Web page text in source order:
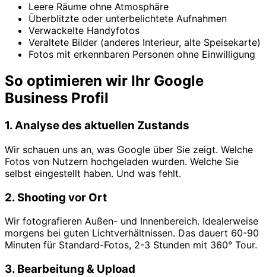
Leere Räume ohne Atmosphäre
Überblitzte oder unterbelichtete Aufnahmen
Verwackelte Handyfotos
Veraltete Bilder (anderes Interieur, alte Speisekarte)
Fotos mit erkennbaren Personen ohne Einwilligung
So optimieren wir Ihr Google
Business Profil
1. Analyse des aktuellen Zustands
Wir schauen uns an, was Google über Sie zeigt. Welche
Fotos von Nutzern hochgeladen wurden. Welche Sie
selbst eingestellt haben. Und was fehlt.
2. Shooting vor Ort
Wir fotografieren Außen- und Innenbereich. Idealerweise
morgens bei guten Lichtverhältnissen. Das dauert 60-90
Minuten für Standard-Fotos, 2-3 Stunden mit 360° Tour.
3. Bearbeitung & Upload